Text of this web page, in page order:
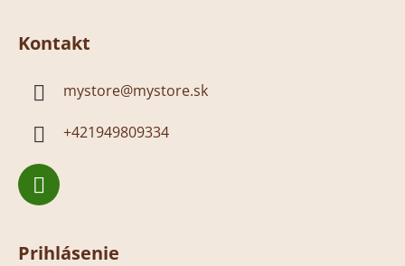
Kontakt
mystore@mystore.sk
+421949809334
Prihlásenie